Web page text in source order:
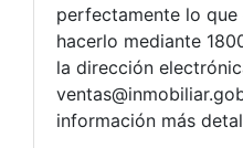
perfectamente lo que
hacerlo mediante
la dirección
información más